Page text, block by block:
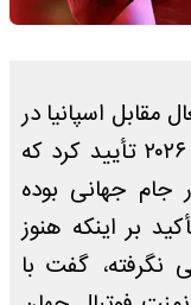
مقابل اسپانیا در
مرحله یک‌چهارم نهایی جام جهانی ۲۰۲۶ تأیید کرد که
جهانی بوده
با تأکید بر اینکه هنوز
نگرفته، گفت با